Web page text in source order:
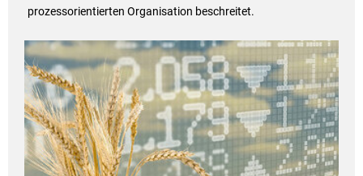
prozessorientierten Organisation beschreitet.